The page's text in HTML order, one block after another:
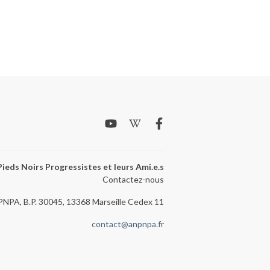
Noirs Progressistes et leurs Ami.e.s
Contactez-nous
B.P. 30045, 13368 Marseille Cedex 11
contact@anpnpa.fr